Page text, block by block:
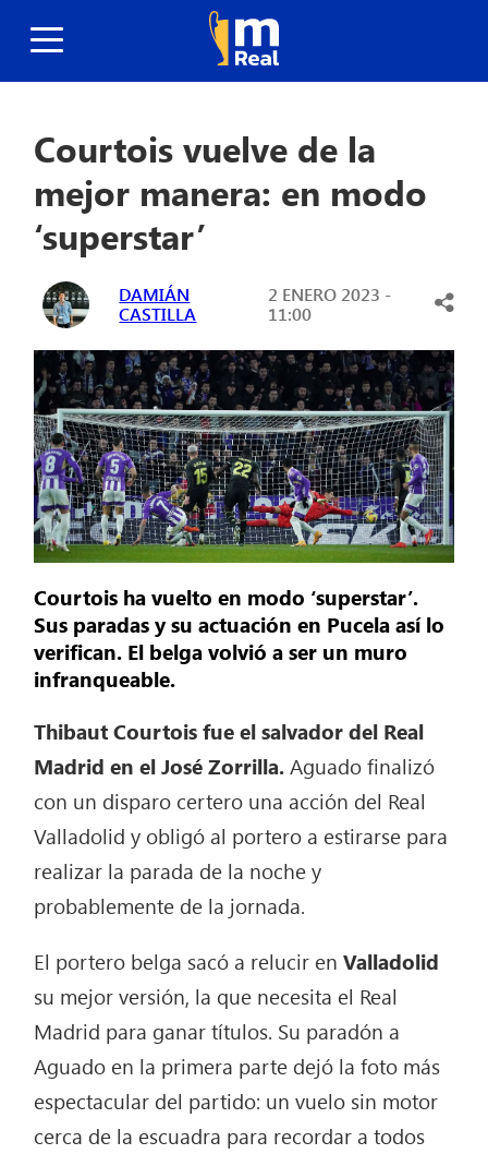
Courtois vuelve de la
mejor manera: en modo
‘superstar’
DAMIÁN
CASTILLA
2 ENERO 2023 -
11:00
Courtois ha vuelto en modo ‘superstar’.
Sus paradas y su actuación en Pucela así lo
verifican. El belga volvió a ser un muro
infranqueable.
Thibaut Courtois fue el salvador del Real
Madrid en el José Zorrilla.Aguado finalizó
con un disparo certero una acción del Real
Valladolid y obligó al portero a estirarse para
realizar la parada de la noche y
probablemente de la jornada.
El portero belga sacó a relucir enValladolid
su mejor versión, la que necesita el Real
Madrid para ganar títulos. Su paradón a
Aguado en la primera parte dejó la foto más
espectacular del partido: un vuelo sin motor
cerca de la escuadra para recordar a todos